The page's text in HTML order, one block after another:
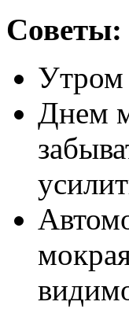
Советы:
Утром
Днем